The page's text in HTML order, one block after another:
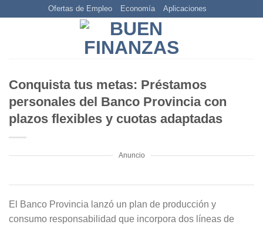
Ofertas de Empleo Economía Aplicaciones
Conquista tus metas: Préstamos
personales del Banco Provincia con
plazos flexibles y cuotas adaptadas
Anuncio
El Banco Provincia lanzó un plan de producción y
consumo responsabilidad que incorpora dos líneas de